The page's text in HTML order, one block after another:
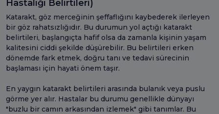
Hastalığı Belirtileri)
Katarakt, göz merceğinin şeffaflığını kaybederek ilerleyen
bir göz rahatsızlığıdır. Bu durumun yol açtığı katarakt
belirtileri, başlangıçta hafif olsa da zamanla kişinin yaşam
kalitesini ciddi şekilde düşürebilir. Bu belirtileri erken
dönemde fark etmek, doğru tanı ve tedavi sürecinin
başlaması için hayati önem taşır.
En yaygın katarakt belirtileri arasında bulanık veya puslu
görme yer alır. Hastalar bu durumu genellikle dünyayı
"buzlu bir camın arkasından izlemek" gibi tanımlar. Bu